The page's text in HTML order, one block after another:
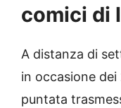
comici di
A distanza di
in occasione
puntata